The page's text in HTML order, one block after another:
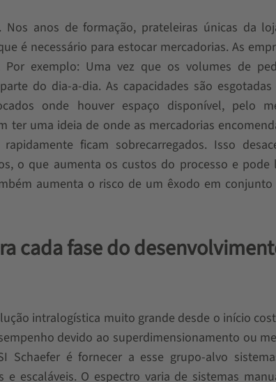
anos de formação, prateleiras únicas da
é necessário para estocar mercadorias. As
exemplo: Uma vez que os volumes de
do dia-a-dia. As capacidades são esgotadas
onde houver espaço disponível, pelo
ter uma ideia de onde as mercadorias
ficam sobrecarregados. Isso
o que aumenta os custos do processo e pode
aumenta o risco de um êxodo em conjunto
cada fase do
intralogística muito grande desde o início
devido ao superdimensionamento ou
Schaefer é fornecer a esse grupo-alvo
escaláveis. O espectro varia de sistemas